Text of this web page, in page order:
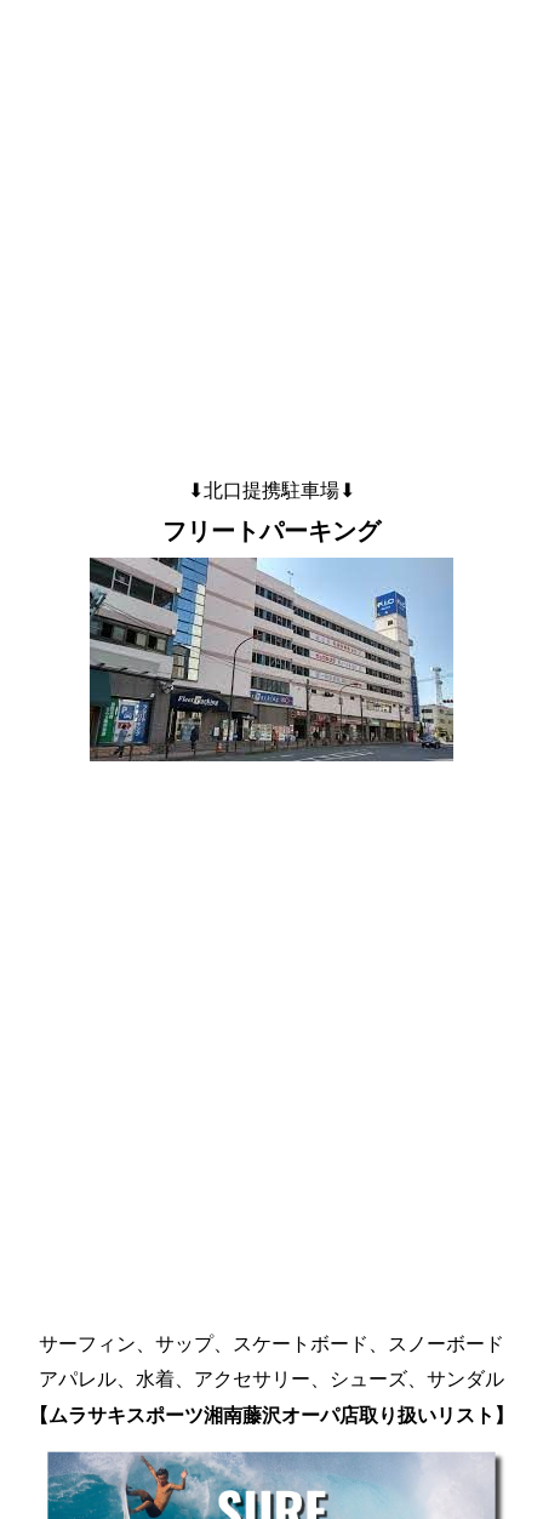
⬇︎北口提携駐車場⬇︎
フリートパーキング
サーフィン、サップ、スケートボード、スノーボード
アパレル、水着、アクセサリー、シューズ、サンダル
【ムラサキスポーツ湘南藤沢オーパ店取り扱いリスト】